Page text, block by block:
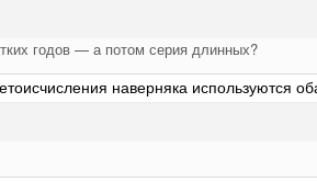
годов — а потом серия длинных?
наверняка используются